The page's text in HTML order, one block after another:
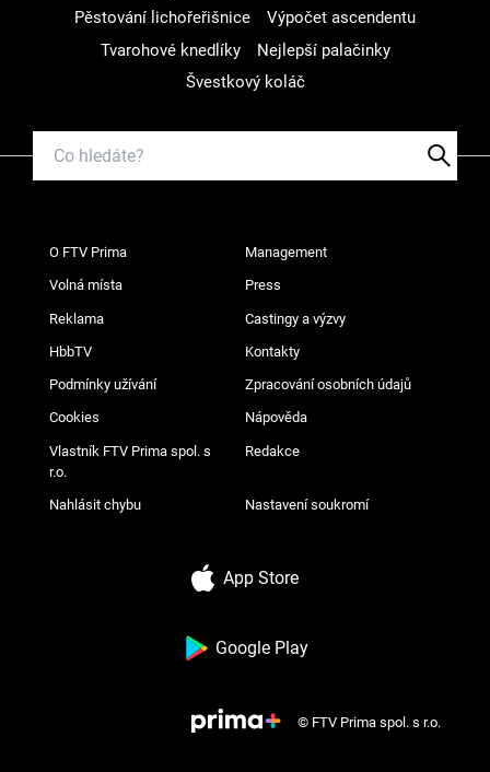
Pěstování lichořeřišnice
Výpočet ascendentu
Tvarohové knedlíky
Nejlepší palačinky
Švestkový koláč
O FTV Prima Management
Volná místa Press
Reklama Castingy a výzvy
HbbTV Kontakty
Podmínky užívání Zpracování osobních údajů
Cookies Nápověda
Vlastník FTV Prima spol. s
r.o.
Redakce
Nahlásit chybu Nastavení soukromí
App Store
Google Play
© FTV Prima spol. s r.o.